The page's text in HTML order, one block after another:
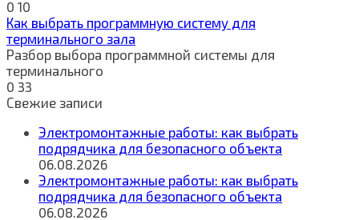
0 10
Как выбрать программную систему для
терминального зала
Разбор выбора программной системы для
терминального
0 33
Свежие записи
Электромонтажные работы: как выбрать
подрядчика для безопасного объекта
06.08.2026
Электромонтажные работы: как выбрать
подрядчика для безопасного объекта
06.08.2026